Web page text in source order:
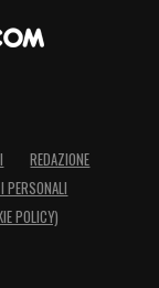
REDAZIONE
PERSONALI
POLICY)